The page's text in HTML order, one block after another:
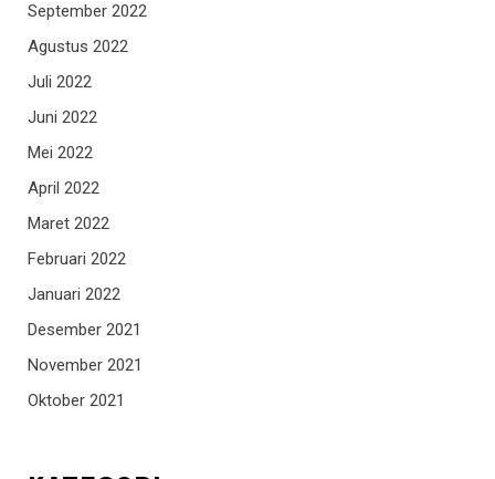
September 2022
Agustus 2022
Juli 2022
Juni 2022
Mei 2022
April 2022
Maret 2022
Februari 2022
Januari 2022
Desember 2021
November 2021
Oktober 2021